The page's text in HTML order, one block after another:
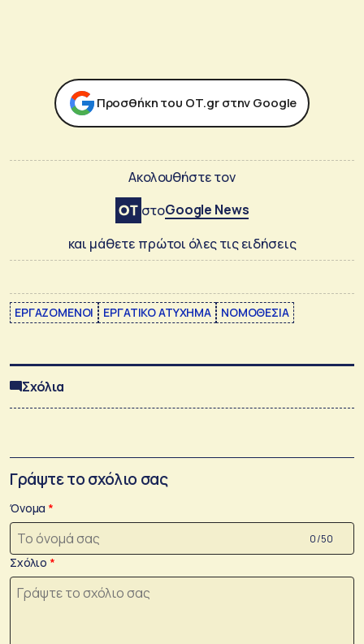
Προσθήκη του ΟΤ.gr στην Google
Ακολουθήστε τον
στοGoogle News
και μάθετε πρώτοι όλες τις ειδήσεις
ΕΡΓΑΖΟΜΕΝΟΙ ΕΡΓΑΤΙΚΟ ΑΤΥΧΗΜΑ ΝΟΜΟΘΕΣΙΑ
Σχόλια
Γράψτε το σχόλιο σας
Όνομα
0 /50
Σχόλιο